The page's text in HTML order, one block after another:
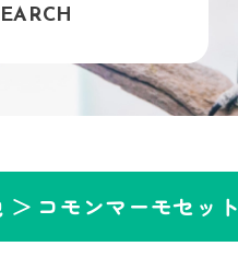
＞ コモンマーモセット